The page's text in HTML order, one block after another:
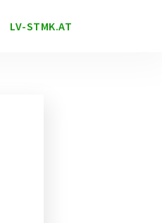
LV-STMK.AT